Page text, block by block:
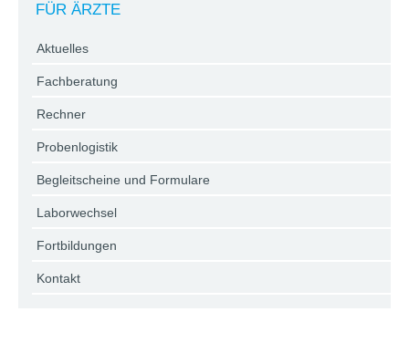
FÜR ÄRZTE
Aktuelles
Fachberatung
Rechner
Probenlogistik
Begleitscheine und Formulare
Laborwechsel
Fortbildungen
Kontakt